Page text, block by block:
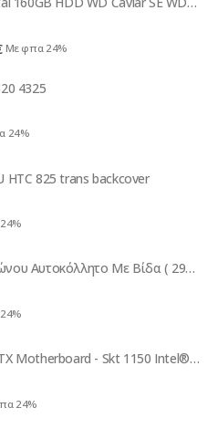
Η
τιμή
Με φπα 24%
4325
24%
HTC 825 trans backcover
Πρίζα Τηλεφώνου Αυτοκόλλητο Με Βίδα ( 29010 )
Supermicro ATX Motherboard - Skt 1150 Intel® C226 - 32 GB DDR3 MBD-X10SAE-O
24%